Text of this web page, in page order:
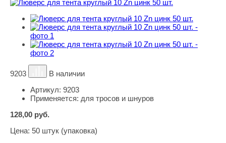
9203
В наличии
Артикул: 9203
Применяется: для тросов и шнуров
128,00 руб.
Цена: 50 штук (упаковка)